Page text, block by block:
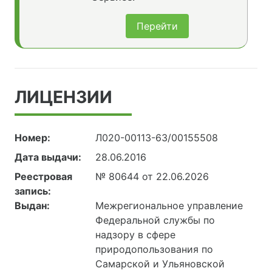
Перейти
ЛИЦЕНЗИИ
Номер:
Л020-00113-63/00155508
Дата выдачи:
28.06.2016
Реестровая
запись:
№ 80644 от 22.06.2026
Выдан:
Межрегиональное управление
Федеральной службы по
надзору в сфере
природопользования по
Самарской и Ульяновской